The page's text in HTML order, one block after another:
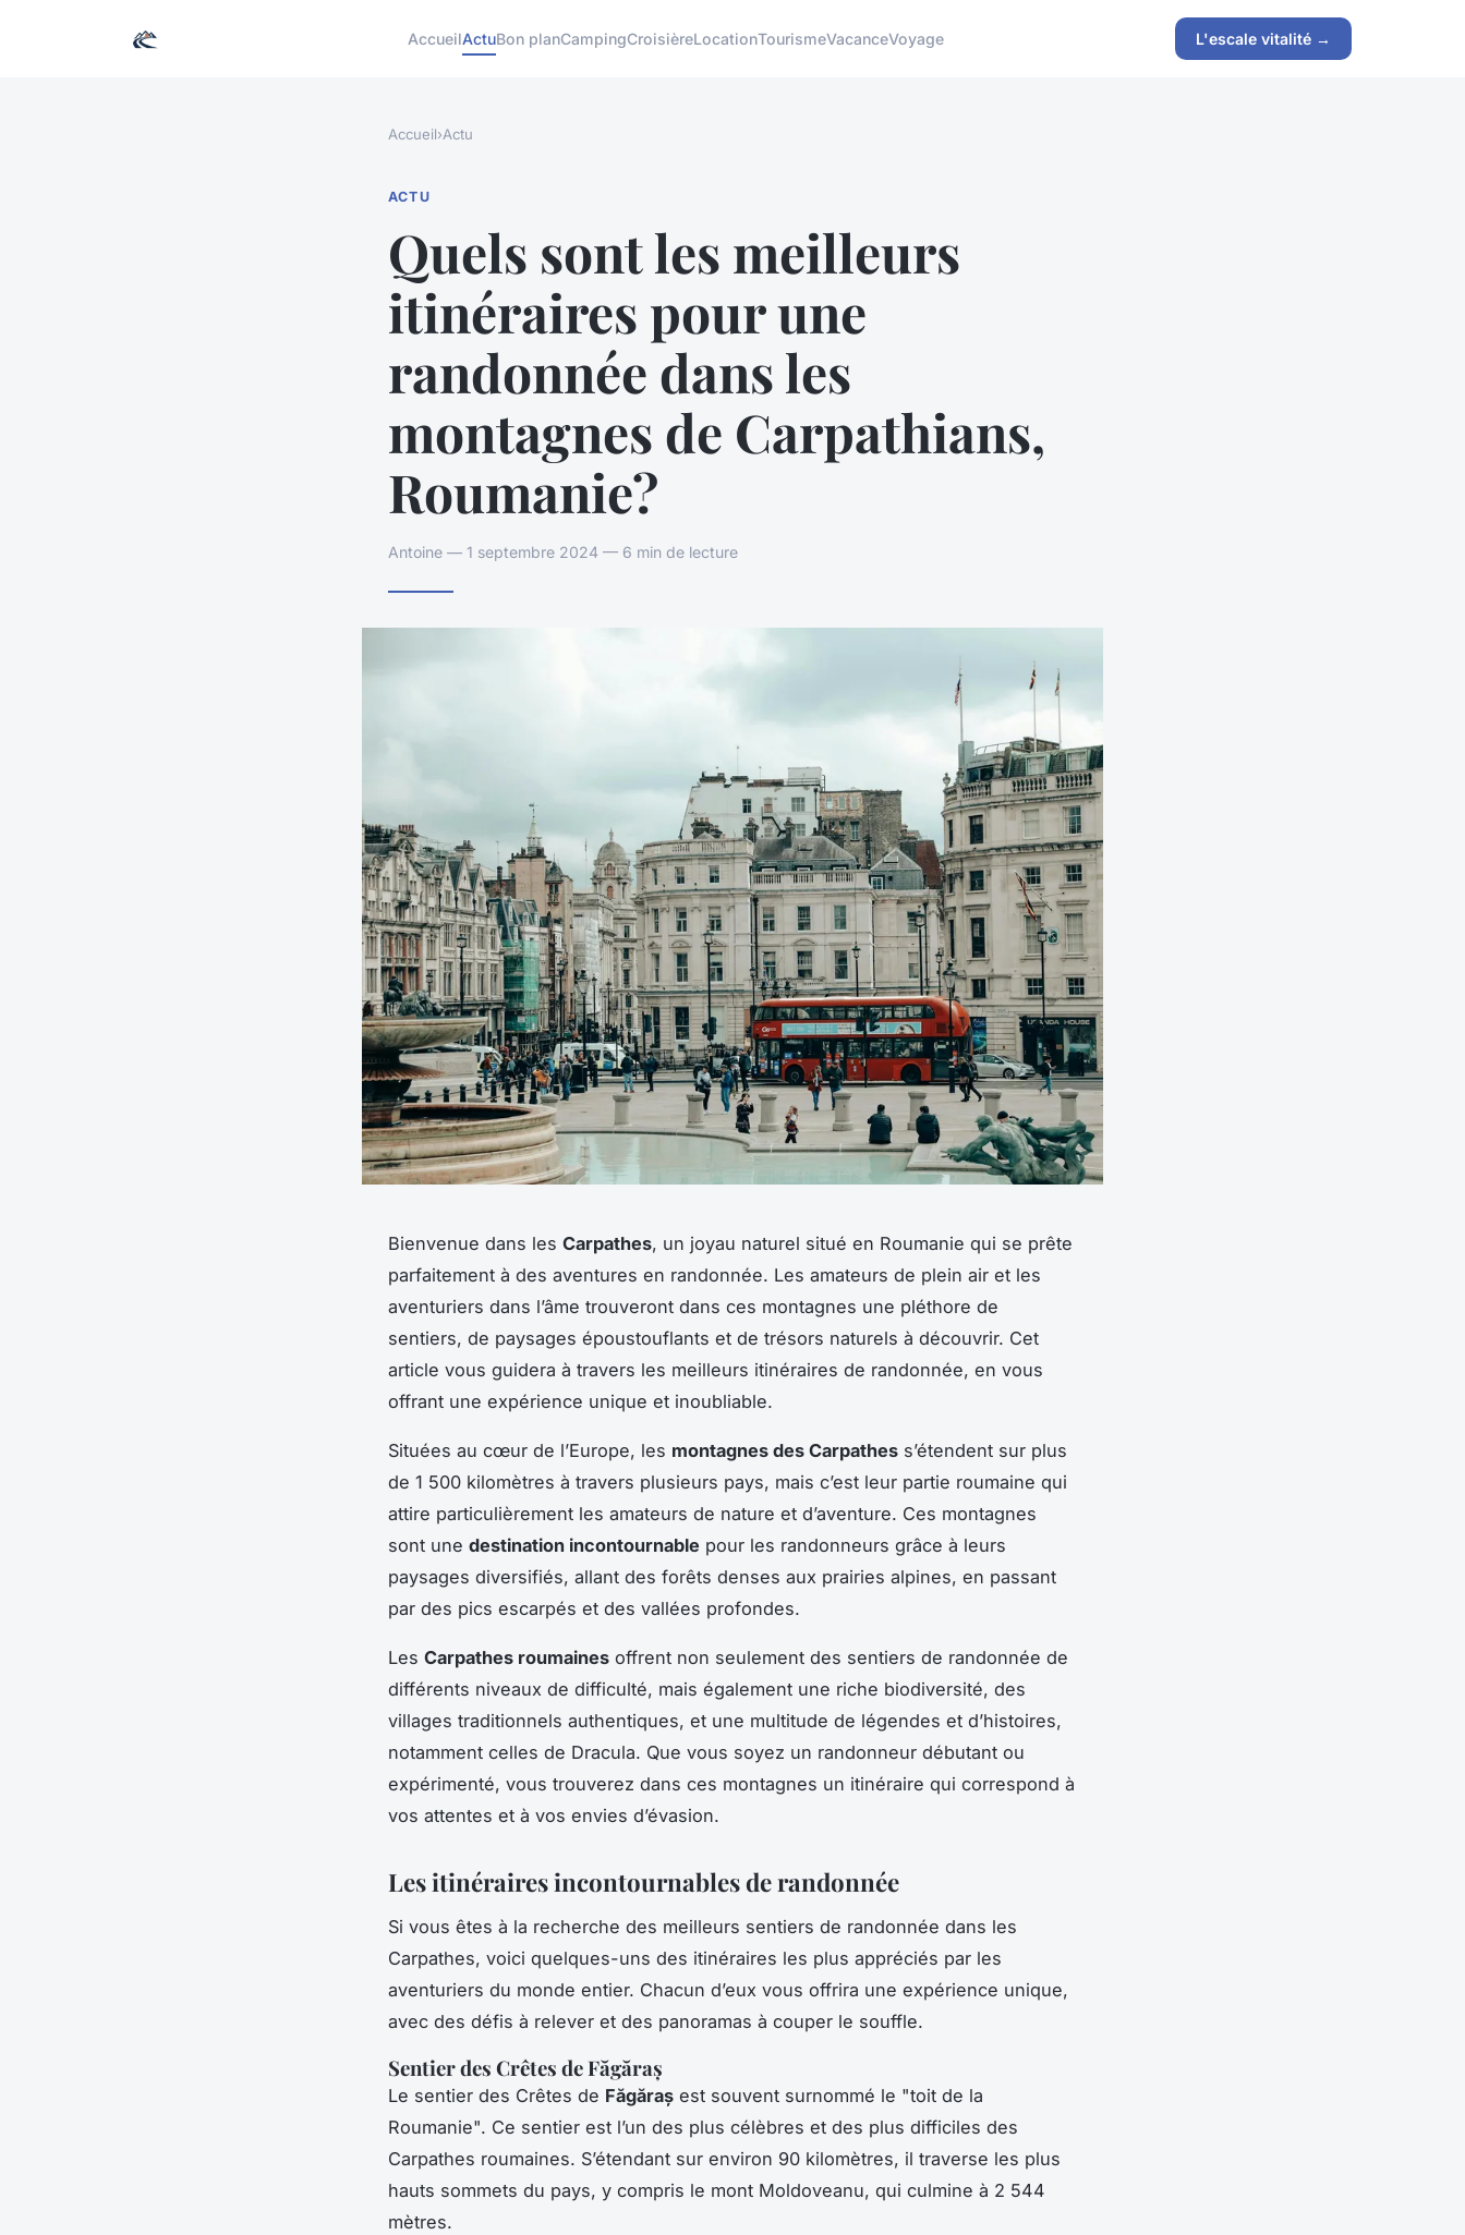
AccueilActuBon planCampingCroisièreLocationTourismeVacanceVoyage L'escale vitalité →
Accueil›Actu
ACTU
Quels sont les meilleurs
itinéraires pour une
randonnée dans les
montagnes de Carpathians,
Roumanie?
Antoine — 1 septembre 2024 — 6 min de lecture
Bienvenue dans les Carpathes, un joyau naturel situé en Roumanie qui se prête
parfaitement à des aventures en randonnée. Les amateurs de plein air et les
aventuriers dans l’âme trouveront dans ces montagnes une pléthore de
sentiers, de paysages époustouflants et de trésors naturels à découvrir. Cet
article vous guidera à travers les meilleurs itinéraires de randonnée, en vous
offrant une expérience unique et inoubliable.
Situées au cœur de l’Europe, les montagnes des Carpathes s’étendent sur plus
de 1 500 kilomètres à travers plusieurs pays, mais c’est leur partie roumaine qui
attire particulièrement les amateurs de nature et d’aventure. Ces montagnes
sont une destination incontournable pour les randonneurs grâce à leurs
paysages diversifiés, allant des forêts denses aux prairies alpines, en passant
par des pics escarpés et des vallées profondes.
Les Carpathes roumaines offrent non seulement des sentiers de randonnée de
différents niveaux de difficulté, mais également une riche biodiversité, des
villages traditionnels authentiques, et une multitude de légendes et d’histoires,
notamment celles de Dracula. Que vous soyez un randonneur débutant ou
expérimenté, vous trouverez dans ces montagnes un itinéraire qui correspond à
vos attentes et à vos envies d’évasion.
Les itinéraires incontournables de randonnée
Si vous êtes à la recherche des meilleurs sentiers de randonnée dans les
Carpathes, voici quelques-uns des itinéraires les plus appréciés par les
aventuriers du monde entier. Chacun d’eux vous offrira une expérience unique,
avec des défis à relever et des panoramas à couper le souffle.
Sentier des Crêtes de Făgăraș
Le sentier des Crêtes de Făgăraș est souvent surnommé le "toit de la
Roumanie". Ce sentier est l’un des plus célèbres et des plus difficiles des
Carpathes roumaines. S’étendant sur environ 90 kilomètres, il traverse les plus
hauts sommets du pays, y compris le mont Moldoveanu, qui culmine à 2 544
mètres.